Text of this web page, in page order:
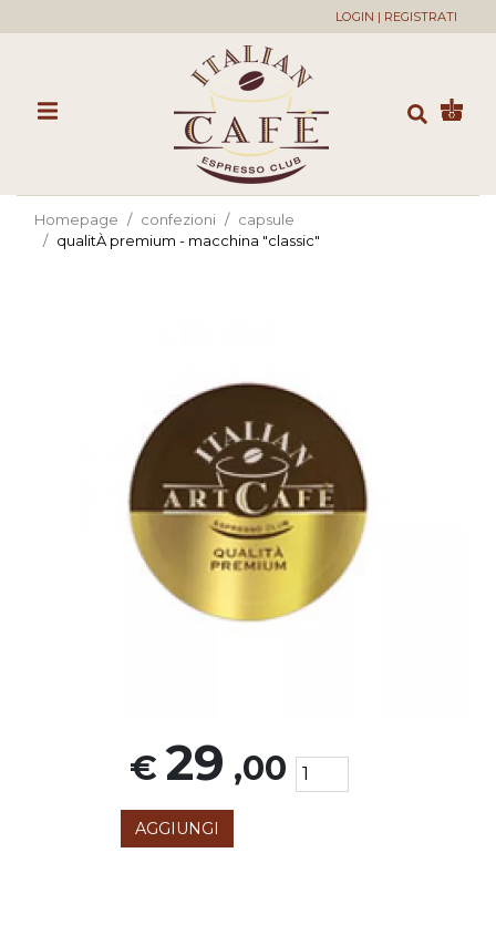
LOGIN | REGISTRATI
Homepage confezioni
capsule
qualitÀ premium - macchina "classic"
€ 29 ,00
AGGIUNGI